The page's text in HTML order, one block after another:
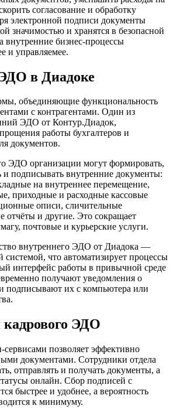
согласование и обработку
электронной подписи документы
значимостью и хранятся в безопасной
внутренние бизнес-процессы
и управляемее.
в Диадоке
объединяющие функциональность
с контрагентами. Один из
ЭДО от Контур.Диадок,
работы бухгалтеров и
документов.
ЭДО организации могут формировать,
и подписывать внутренние документы:
на внутреннее перемещение,
приходные и расходные кассовые
описи, сличительные
отчёты и другие. Это сокращает
почтовые и курьерские услуги.
внутреннего ЭДО от Диадока —
системой, что автоматизирует процессы
интерфейс работы в привычной среде
получают уведомления о
подписывают их с компьютера или
ЭДО
позволяет эффективно
документами. Сотрудники отдела
отправлять и получать документы, а
онлайн. Сбор подписей с
быстрее и удобнее, а вероятность
к минимуму.